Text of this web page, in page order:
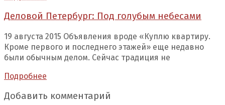
Деловой Петербург: Под голубым небесами
19 августа 2015 Объявления вроде «Куплю квартиру.
Кроме первого и последнего этажей» еще недавно
были обычным делом. Сейчас традиция не
Подробнее
Добавить комментарий